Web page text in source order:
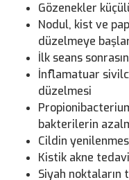
Gözenekler
Nodul, kist ve
düzelmeye
İlk seans
İnflamatuar
düzelmesi
bakterilerin
Cildin
Kistik akne
Siyah noktaların